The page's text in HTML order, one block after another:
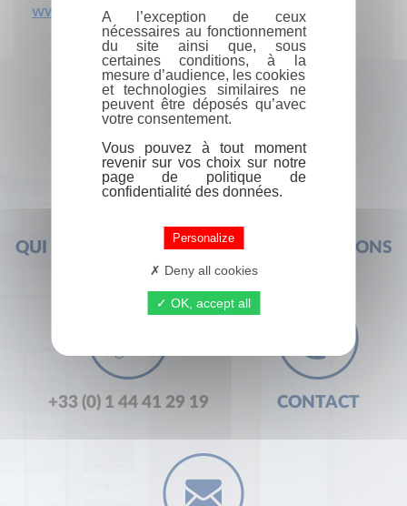
www.sevre-nantaise.com
QUI SOMMES-NOUS ?FOIRE AUX QUESTIONS
+33 (0) 1 44 41 29 19 CONTACT
A l’exception de ceux
nécessaires au fonctionnement
du site ainsi que, sous
certaines conditions, à la
mesure d’audience, les cookies
et technologies similaires ne
peuvent être déposés qu’avec
votre consentement.
Vous pouvez à tout moment
revenir sur vos choix sur notre
page de politique de
confidentialité des données.
Personalize
Deny all cookies
OK, accept all